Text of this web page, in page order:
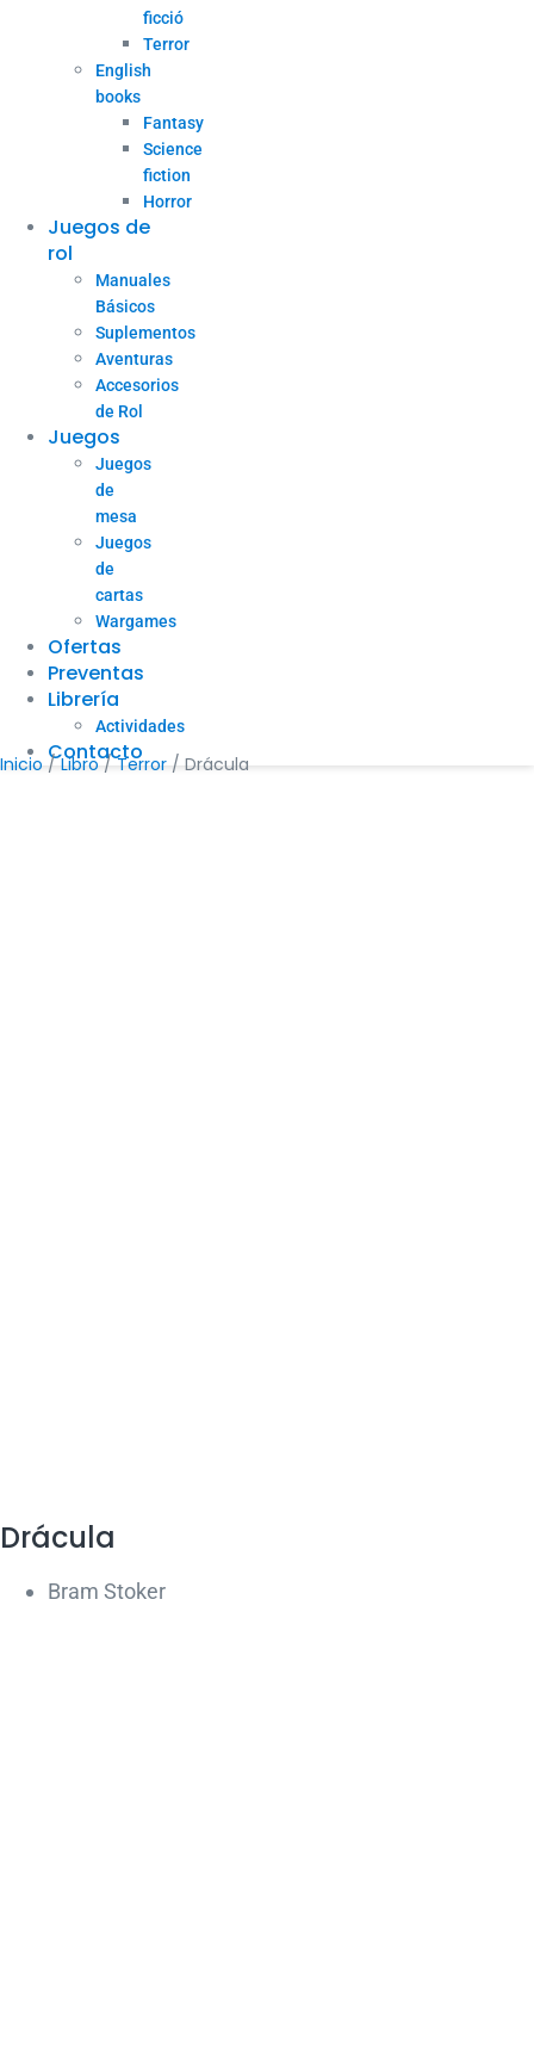
ficció
Terror
English
books
Fantasy
Science
fiction
Horror
Juegos de
rol
Manuales
Básicos
Suplementos
Aventuras
Accesorios
de Rol
Juegos
Juegos
de
mesa
Juegos
de
cartas
Wargames
Ofertas
Preventas
Librería
Actividades
Contacto
Inicio /Libro/Terror / Drácula
Drácula
Bram Stoker